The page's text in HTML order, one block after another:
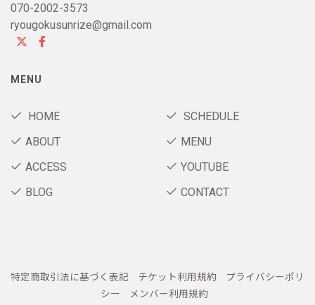
070-2002-3573
ryougokusunrize@gmail.com
MENU
HOME
SCHEDULE
ABOUT
MENU
ACCESS
YOUTUBE
BLOG
CONTACT
特定商取引法に基づく表記 チケット利用規約
プライバシーポリ
シー
メンバー利用規約